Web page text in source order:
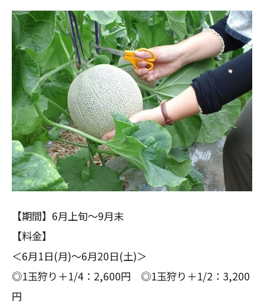
【期間】6月上旬～9月末
【料金】
＜6月1日(月)～6月20日(土)＞
◎1玉狩り＋1/4：2,600円 ◎1玉狩り＋1/2：3,200
円